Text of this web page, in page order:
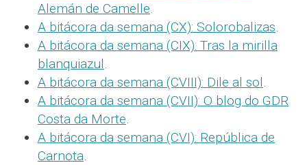
Alemán de Camelle.
A bitácora da semana (CX): Solorobalizas.
A bitácora da semana (CIX): Tras la mirilla
blanquiazul.
A bitácora da semana (CVIII): Dile al sol.
A bitácora da semana (CVII): O blog do GDR
Costa da Morte.
A bitácora da semana (CVI): República de
Carnota.